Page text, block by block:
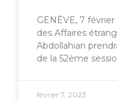
GENÈVE, 7
des Affaires
Abdollahian
de la 52ème
février 7, 2023